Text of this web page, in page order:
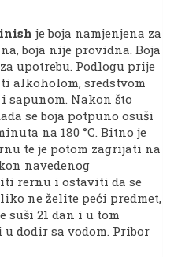
je boja namjenjena za
boja nije providna. Boja
upotrebu. Podlogu prije
alkoholom, sredstvom
sapunom. Nakon što
se boja potpuno osuši
na 180 °C. Bitno je
te je potom zagrijati na
navedenog
rernu i ostaviti da se
ne želite peći predmet,
suši 21 dan i u tom
dodir sa vodom. Pribor